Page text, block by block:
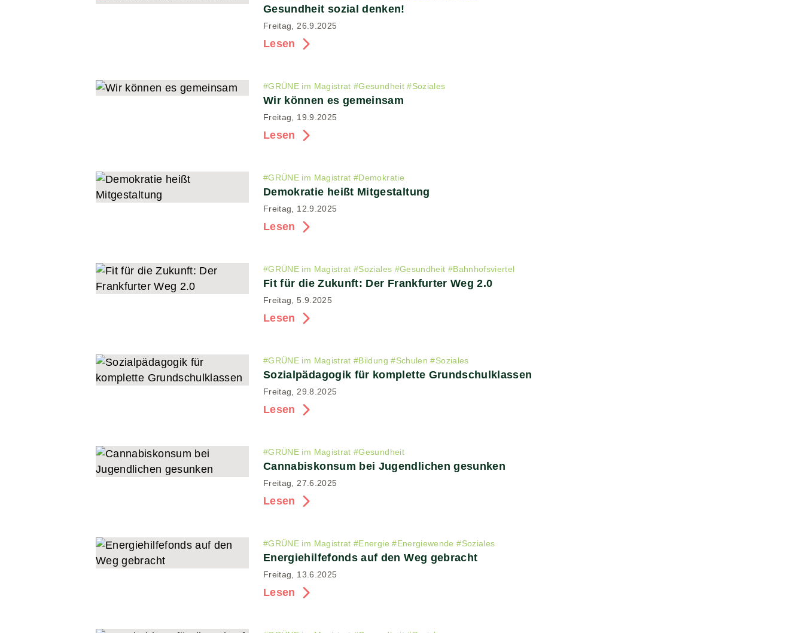
Gesundheit sozial denken!
Freitag, 26.9.2025
Lesen
#GRÜNE im Magistrat #Gesundheit #Soziales
Wir können es gemeinsam
Freitag, 19.9.2025
Lesen
#GRÜNE im Magistrat #Demokratie
Demokratie heißt Mitgestaltung
Freitag, 12.9.2025
Lesen
#GRÜNE im Magistrat #Soziales #Gesundheit #Bahnhofsviertel
Fit für die Zukunft: Der Frankfurter Weg 2.0
Freitag, 5.9.2025
Lesen
#GRÜNE im Magistrat #Bildung #Schulen #Soziales
Sozialpädagogik für komplette Grundschulklassen
Freitag, 29.8.2025
Lesen
#GRÜNE im Magistrat #Gesundheit
Cannabiskonsum bei Jugendlichen gesunken
Freitag, 27.6.2025
Lesen
#GRÜNE im Magistrat #Energie #Energiewende #Soziales
Energiehilfefonds auf den Weg gebracht
Freitag, 13.6.2025
Lesen